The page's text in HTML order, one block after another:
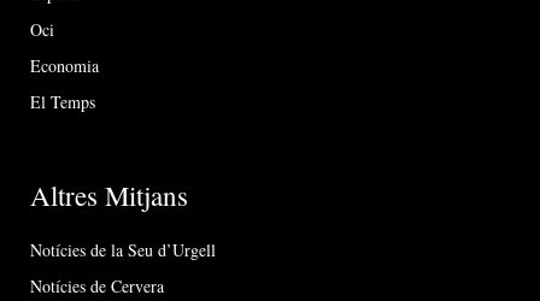
Oci
Economia
El Temps
Altres Mitjans
Notícies de la Seu d’Urgell
Notícies de Cervera